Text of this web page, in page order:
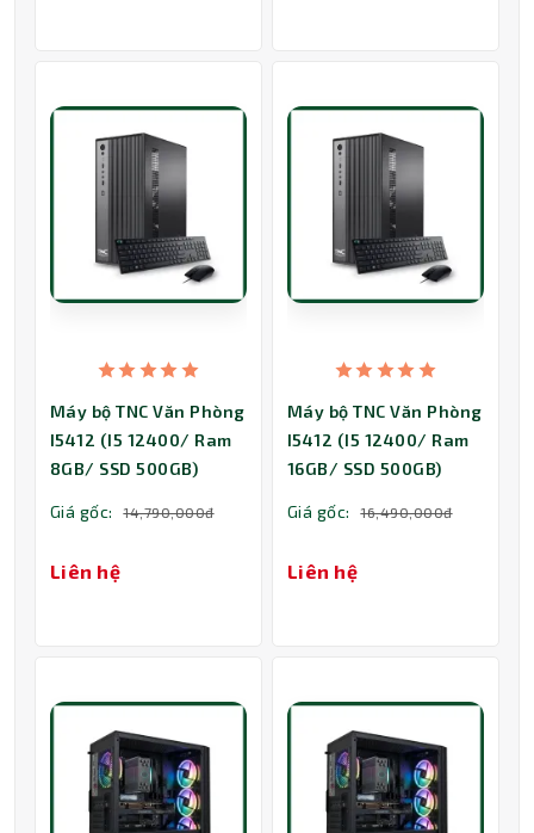
Máy bộ TNC Văn Phòng
I5412 (I5 12400/ Ram
8GB/ SSD 500GB)
Giá gốc: 14,790,000đ
Liên hệ
Máy bộ TNC Văn Phòng
I5412 (I5 12400/ Ram
16GB/ SSD 500GB)
Giá gốc: 16,490,000đ
Liên hệ